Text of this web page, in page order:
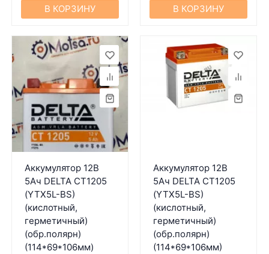
В КОРЗИНУ В КОРЗИНУ
Аккумулятор 12В
5Ач DELTA CT1205
(YTX5L-BS)
(кислотный,
герметичный)
(обр.полярн)
(114*69*106мм)
Аккумулятор 12В
5Ач DELTA CT1205
(YTX5L-BS)
(кислотный,
герметичный)
(обр.полярн)
(114*69*106мм)